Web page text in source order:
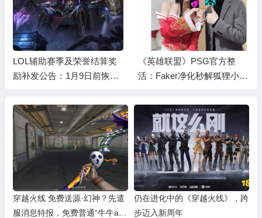
LOL辅助赛季及荣誉结算奖
励补发公告：1月9日前恢复
《英雄联盟》PSG官方整
活：Faker净化秒解狐狸小姐
穿越火线 免费送源·幻神？先遣
服消息特报，免费普通“牛牛ak”
仍在进化中的《穿越火线》，跨
步迈入新周年